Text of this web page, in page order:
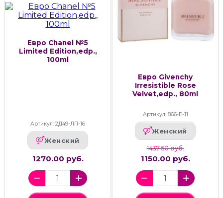
Евро Chanel №5
Limited Edition,edp.,
100ml
Артикул: 2Д49-ЛП-16
Женский
1270.00 руб.
Евро Givenchy
Irresistible Rose
Velvet,edp., 80ml
Артикул: 866-Е-11
Женский
1437.50 руб.
1150.00 руб.